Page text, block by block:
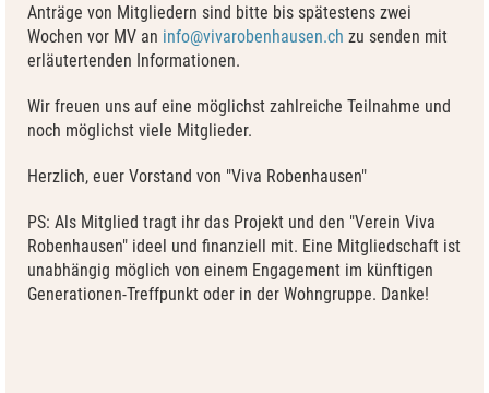
Anträge von Mitgliedern sind bitte bis spätestens zwei
Wochen vor MV an info@vivarobenhausen.ch zu senden mit
erläutertenden Informationen.
Wir freuen uns auf eine möglichst zahlreiche Teilnahme und
noch möglichst viele Mitglieder.
Herzlich, euer Vorstand von "Viva Robenhausen"
PS: Als Mitglied tragt ihr das Projekt und den "Verein Viva
Robenhausen" ideel und finanziell mit. Eine Mitgliedschaft ist
unabhängig möglich von einem Engagement im künftigen
Generationen-Treffpunkt oder in der Wohngruppe. Danke!